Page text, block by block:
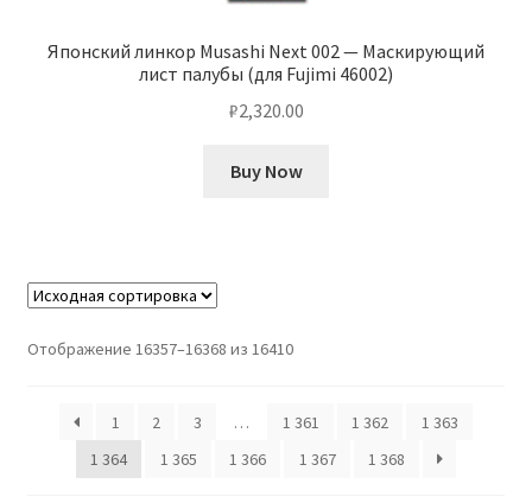
Японский линкор Musashi Next 002 — Маскирующий
лист палубы (для Fujimi 46002)
₽2,320.00
Buy Now
Отображение 16357–16368 из 16410
1 2 3 … 1 361 1 362
1 363
1 364
1 365 1 366 1 367 1 368